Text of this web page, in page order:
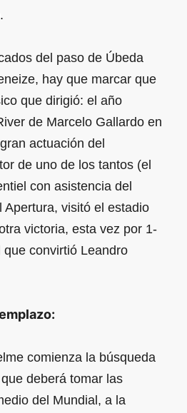
del paso de Úbeda
hay que marcar que
que dirigió: el año
de Marcelo Gallardo en
actuación del
de uno de los tantos (el
con asistencia del
Apertura, visitó el estadio
victoria, esta vez por 1-
convirtió Leandro
comienza la búsqueda
deberá tomar las
del Mundial, a la